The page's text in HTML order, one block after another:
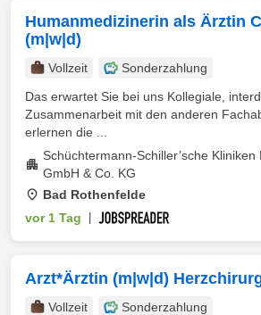
Humanmedizinerin als Ärztin
(m|w|d)
Vollzeit
Sonderzahlung
Das erwartet Sie bei uns Kollegiale,
Zusammenarbeit mit den anderen
erlernen die ...
Schüchtermann-Schiller’sche
GmbH & Co. KG
Bad Rothenfelde
vor 1 Tag
Arzt*Ärztin (m|w|d)
Vollzeit
Sonderzahlung